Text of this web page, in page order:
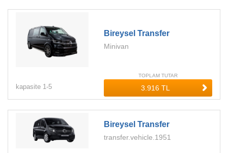
Bireysel Transfer
Minivan
kapasite 1-5
TOPLAM TUTAR
Bireysel Transfer
transfer.vehicle.1951